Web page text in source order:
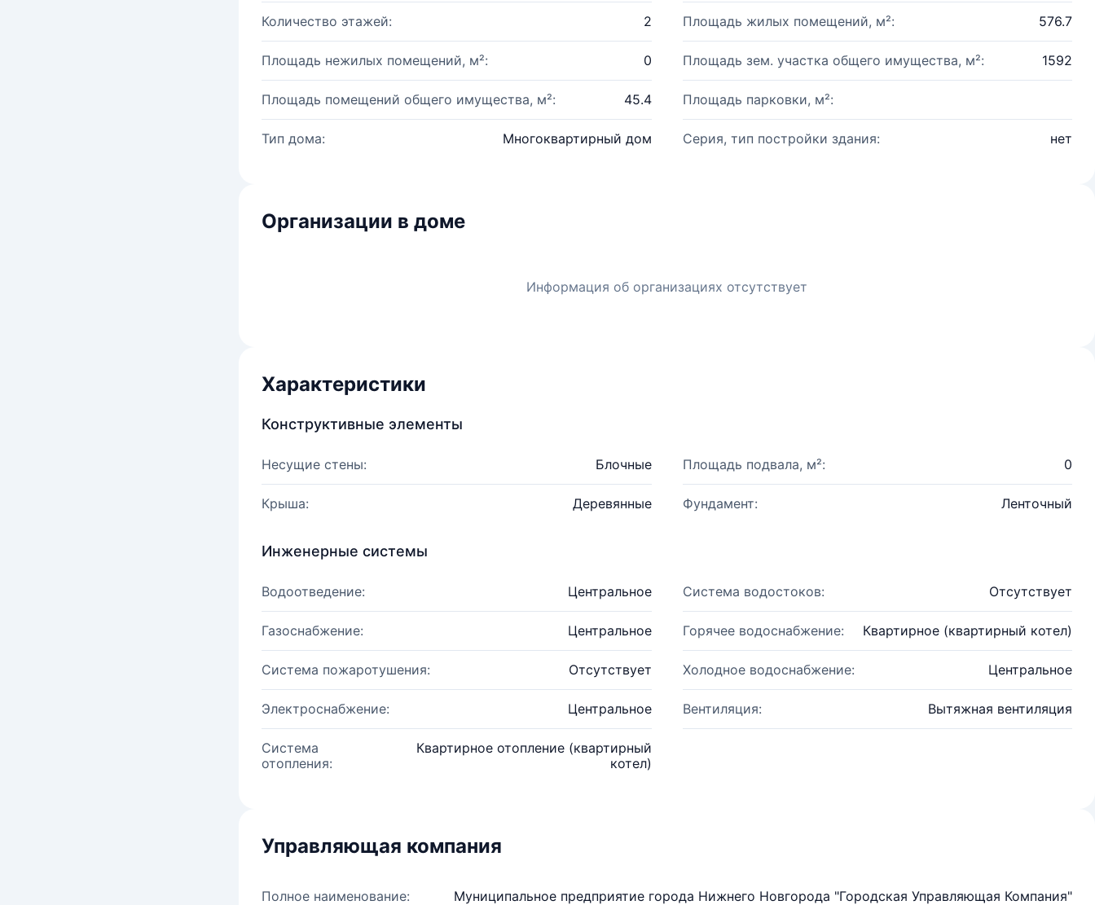
Количество этажей: 2 Площадь жилых помещений, м²: 576.7
Площадь нежилых помещений, м²: 0 Площадь зем. участка общего имущества, м²: 1592
Площадь помещений общего имущества, м²: 45.4 Площадь парковки, м²:
Тип дома: Многоквартирный дом Серия, тип постройки здания: нет
Организации в доме
Информация об организациях отсутствует
Характеристики
Конструктивные элементы
Несущие стены: Блочные Площадь подвала, м²: 0
Крыша: Деревянные Фундамент: Ленточный
Инженерные системы
Водоотведение: Центральное Система водостоков: Отсутствует
Газоснабжение: Центральное Горячее водоснабжение: Квартирное (квартирный котел)
Система пожаротушения: Отсутствует Холодное водоснабжение: Центральное
Электроснабжение: Центральное Вентиляция: Вытяжная вентиляция
Система
отопления:
Квартирное отопление (квартирный
котел)
Управляющая компания
Полное наименование: Муниципальное предприятие города Нижнего Новгорода "Городская Управляющая Компания"